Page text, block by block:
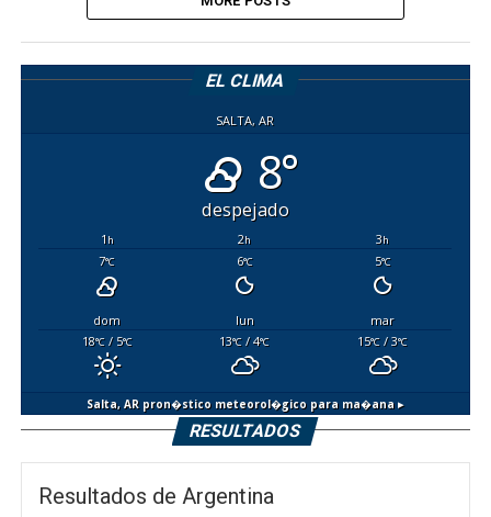
EL CLIMA
SALTA, AR
8°
despejado
1h 2h 3h
7°C 6°C 5°C
dom lun
mar
18°C/ 5°C 13°C / 4°C 15°C / 3°C
Salta, AR pron�stico meteorol�gico para ma�ana ▸
RESULTADOS
Resultados de Argentina